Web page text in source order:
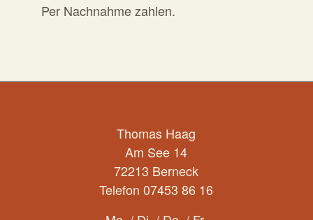
Per Nachnahme zahlen.
Thomas Haag
Am See 14
72213 Berneck
Telefon 07453 86 16